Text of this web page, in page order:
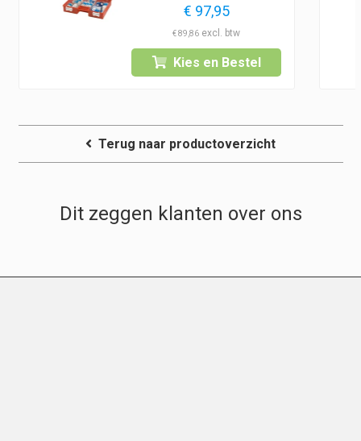
€ 97,95
€89,86
Kies en Bestel
Terug naar productoverzicht
Dit zeggen klanten over ons